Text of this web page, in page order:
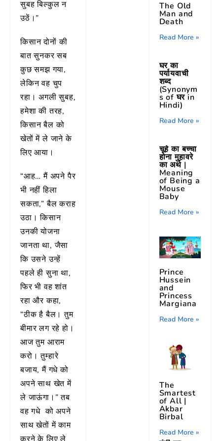
सुबह बिल्कुल न
उठें।”
किसान दोनों की
बात सुनकर सब
कुछ समझ गया,
लेकिन वह चुप
रहा। अगली सुबह,
हमेशा की तरह,
किसान बैल को
खेतों में ले जाने के
लिए आया।
“आह… मैं अपने पैर
भी नहीं हिला
सकता,” बैल कराह
उठा। किसान
उनकी योजना
जानता था, जैसा
कि उसने उन्हें
पहले ही सुना था,
फिर भी वह शांत
रहा और कहा,
“ठीक है बैल। तुम
बीमार लग रहे हो।
आज तुम आराम
करो। तुम्हारे
बजाय, मैं गधे को
अपने साथ खेत में
ले जाऊंगा।” तब
वह गधे को अपने
साथ खेतों में काम
The Old
Man and
Death
Read More »
घर का
पर्यायवाची
शब्द
(Synonym
s of घर in
Hindi)
Read More »
चूहे का बच्चा
होना मुहावरे
का अर्थ |
Meaning
of Being a
Mouse
Baby
Read More »
Prince
Hussein
and
Princess
Margiana
Read More »
The
Smartest
of All |
Akbar
Birbal
Read More »